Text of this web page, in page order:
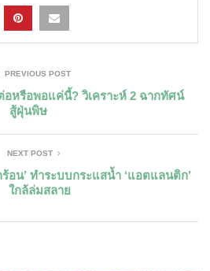
PREVIOUS POST
อหรือพอแค่นี้? วิเคราะห์ 2 ฉากทัศน์
สู้ฝุ่นพิษ
NEXT POST
น’ ทำระบบกระแสน้ำ ‘แอตแลนติก’
ใกล้ล่มสลาย